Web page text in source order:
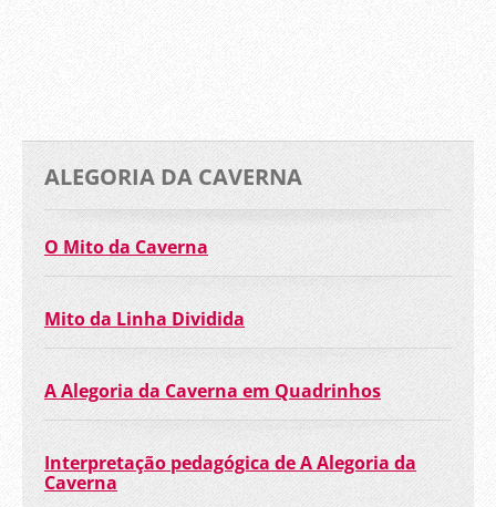
ALEGORIA DA CAVERNA
O Mito da Caverna
Mito da Linha Dividida
A Alegoria da Caverna em Quadrinhos
Interpretação pedagógica de A Alegoria da
Caverna